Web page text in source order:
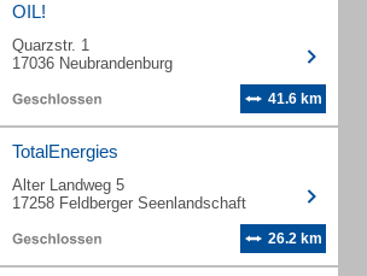
OIL!
Quarzstr. 1
17036 Neubrandenburg
41.6 km
TotalEnergies
Alter Landweg 5
17258 Feldberger Seenlandschaft
26.2 km